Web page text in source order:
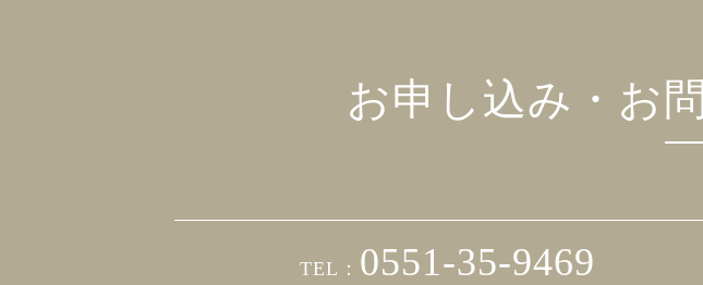
お申し込み・お
TEL： 0551-35-9469